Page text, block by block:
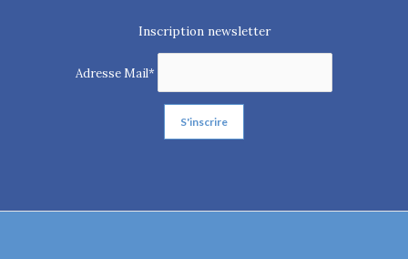
Inscription newsletter
Adresse Mail*